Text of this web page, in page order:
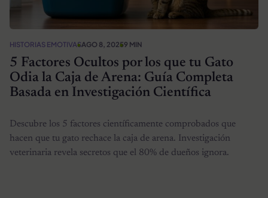
HISTORIAS EMOTIVASAGO 8, 20259 MIN
5 Factores Ocultos por los que tu Gato
Odia la Caja de Arena: Guía Completa
Basada en Investigación Científica
Descubre los 5 factores científicamente comprobados que
hacen que tu gato rechace la caja de arena. Investigación
veterinaria revela secretos que el 80% de dueños ignora.